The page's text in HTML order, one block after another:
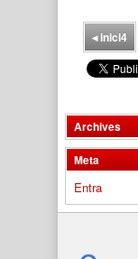
◂inici4
Archives
Meta
Entra